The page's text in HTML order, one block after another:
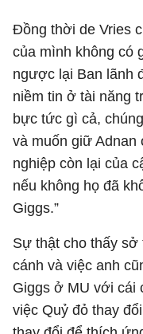
Đồng thời de Vries
của mình không có
ngược lại Ban lãnh
niềm tin ở tài năng
bực tức gì cả,
và muốn giữ Adnan
nghiệp còn lại của
nếu không họ đã
Giggs.”
Sự thật cho thấy
cánh và việc anh
Giggs ở MU với cái
việc Quỷ đỏ thay